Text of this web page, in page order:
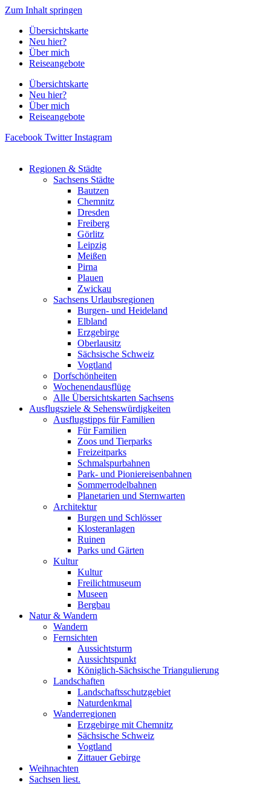
Zum Inhalt springen
Übersichtskarte
Neu hier?
Über mich
Reiseangebote
Übersichtskarte
Neu hier?
Über mich
Reiseangebote
Facebook Twitter Instagram
Regionen & Städte
Sachsens Städte
Bautzen
Chemnitz
Dresden
Freiberg
Görlitz
Leipzig
Meißen
Pirna
Plauen
Zwickau
Sachsens Urlaubsregionen
Burgen- und Heideland
Elbland
Erzgebirge
Oberlausitz
Sächsische Schweiz
Vogtland
Dorfschönheiten
Wochenendausflüge
Alle Übersichtskarten Sachsens
Ausflugsziele & Sehenswürdigkeiten
Ausflugstipps für Familien
Für Familien
Zoos und Tierparks
Freizeitparks
Schmalspurbahnen
Park- und Pioniereisenbahnen
Sommerrodelbahnen
Planetarien und Sternwarten
Architektur
Burgen und Schlösser
Klosteranlagen
Ruinen
Parks und Gärten
Kultur
Kultur
Freilichtmuseum
Museen
Bergbau
Natur & Wandern
Wandern
Fernsichten
Aussichtsturm
Aussichtspunkt
Königlich-Sächsische Triangulierung
Landschaften
Landschaftsschutzgebiet
Naturdenkmal
Wanderregionen
Erzgebirge mit Chemnitz
Sächsische Schweiz
Vogtland
Zittauer Gebirge
Weihnachten
Sachsen liest.